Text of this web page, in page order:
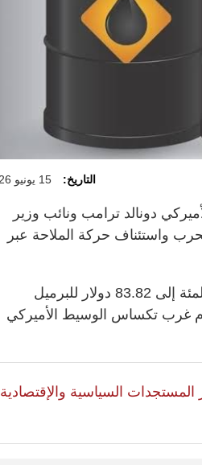
التاريخ: 15 يونيو 2026
دونالد ترامب ⁠ونائب وزير
واستئناف حركة الملاحة ‌عبر
ونزلت ‌العقود الآجلة لخام ​برنت ‌3.51 ​دولار أو ⁠4.02 بالمئة ​إلى 83.82 ⁠دولار للبرميل
تراجع خام غرب تكساس الوسيط الأميركي
المستجدات السياسية والإقتصادية